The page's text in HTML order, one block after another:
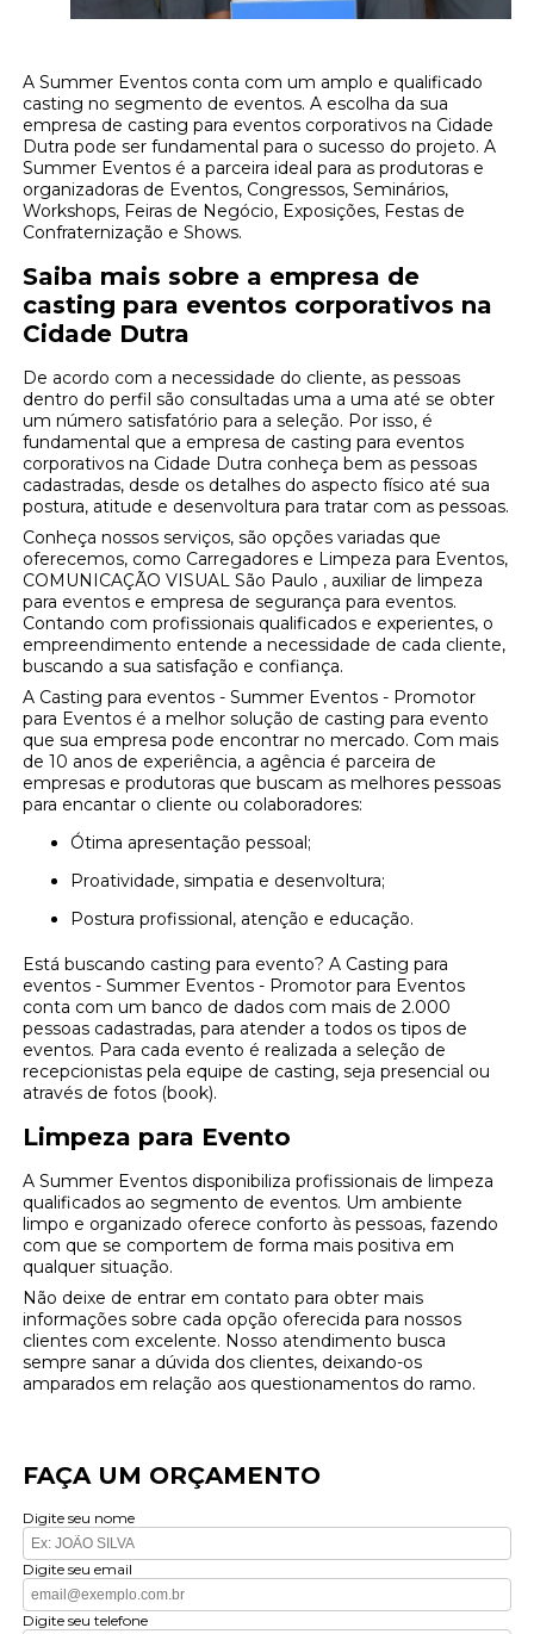
A Summer Eventos conta com um amplo e qualificado
casting no segmento de eventos. A escolha da sua
empresa de casting para eventos corporativos na Cidade
Dutra pode ser fundamental para o sucesso do projeto. A
Summer Eventos é a parceira ideal para as produtoras e
organizadoras de Eventos, Congressos, Seminários,
Workshops, Feiras de Negócio, Exposições, Festas de
Confraternização e Shows.
Saiba mais sobre a empresa de
casting para eventos corporativos na
Cidade Dutra
De acordo com a necessidade do cliente, as pessoas
dentro do perfil são consultadas uma a uma até se obter
um número satisfatório para a seleção. Por isso, é
fundamental que a empresa de casting para eventos
corporativos na Cidade Dutra conheça bem as pessoas
cadastradas, desde os detalhes do aspecto físico até sua
postura, atitude e desenvoltura para tratar com as pessoas.
Conheça nossos serviços, são opções variadas que
oferecemos, como Carregadores e Limpeza para Eventos,
COMUNICAÇÃO VISUAL São Paulo , auxiliar de limpeza
para eventos e empresa de segurança para eventos.
Contando com profissionais qualificados e experientes, o
empreendimento entende a necessidade de cada cliente,
buscando a sua satisfação e confiança.
A Casting para eventos - Summer Eventos - Promotor
para Eventos é a melhor solução de casting para evento
que sua empresa pode encontrar no mercado. Com mais
de 10 anos de experiência, a agência é parceira de
empresas e produtoras que buscam as melhores pessoas
para encantar o cliente ou colaboradores:
Ótima apresentação pessoal;
Proatividade, simpatia e desenvoltura;
Postura profissional, atenção e educação.
Está buscando casting para evento? A Casting para
eventos - Summer Eventos - Promotor para Eventos
conta com um banco de dados com mais de 2.000
pessoas cadastradas, para atender a todos os tipos de
eventos. Para cada evento é realizada a seleção de
recepcionistas pela equipe de casting, seja presencial ou
através de fotos (book).
Limpeza para Evento
A Summer Eventos disponibiliza profissionais de limpeza
qualificados ao segmento de eventos. Um ambiente
limpo e organizado oferece conforto às pessoas, fazendo
com que se comportem de forma mais positiva em
qualquer situação.
Não deixe de entrar em contato para obter mais
informações sobre cada opção oferecida para nossos
clientes com excelente. Nosso atendimento busca
sempre sanar a dúvida dos clientes, deixando-os
amparados em relação aos questionamentos do ramo.
FAÇA UM ORÇAMENTO
Digite seu nome
Digite seu email
Digite seu telefone